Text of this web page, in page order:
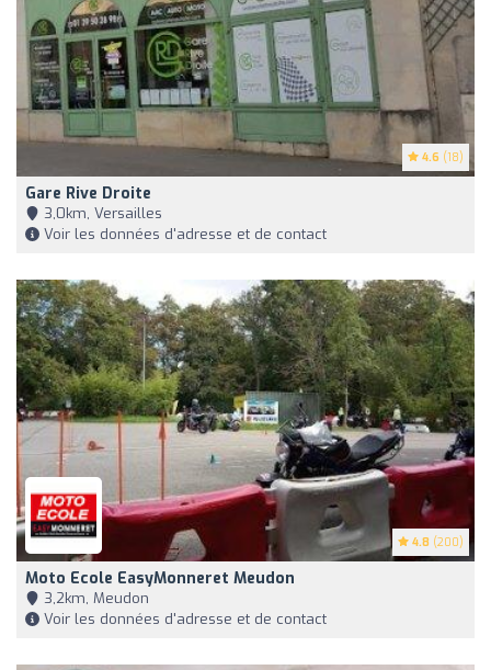
4.6 (18)
Gare Rive Droite
3,0km, Versailles
Voir les données d'adresse et de contact
4.8 (200)
Moto Ecole EasyMonneret Meudon
3,2km, Meudon
Voir les données d'adresse et de contact